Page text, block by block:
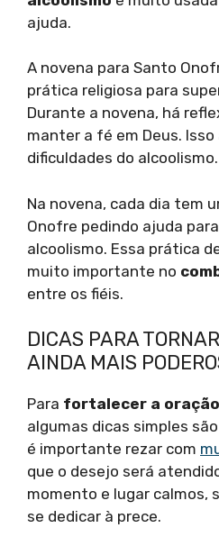
ajuda.
A novena para Santo
prática religiosa para
Durante a novena, há
manter a fé em Deus.
dificuldades do alcoolismo.
Na novena, cada dia tem
Onofre pedindo ajuda
alcoolismo. Essa prática
muito importante no
entre os fiéis.
DICAS PARA
AINDA MAIS
Para fortalecer a
algumas dicas simples
é importante rezar com
que o desejo será
momento e lugar calmos,
se dedicar à prece.